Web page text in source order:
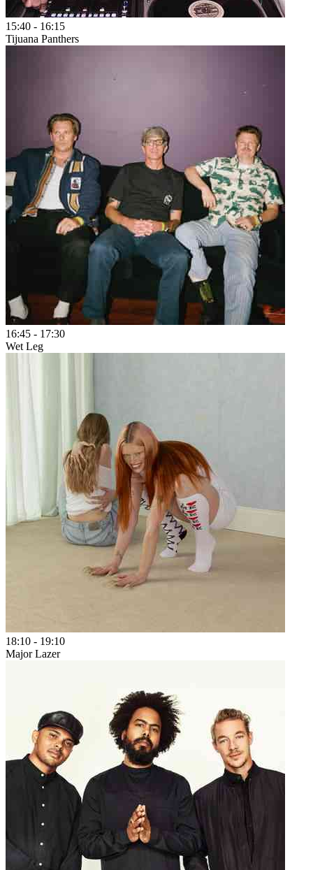
15:40 - 16:15
Tijuana Panthers
16:45 - 17:30
Wet Leg
18:10 - 19:10
Major Lazer